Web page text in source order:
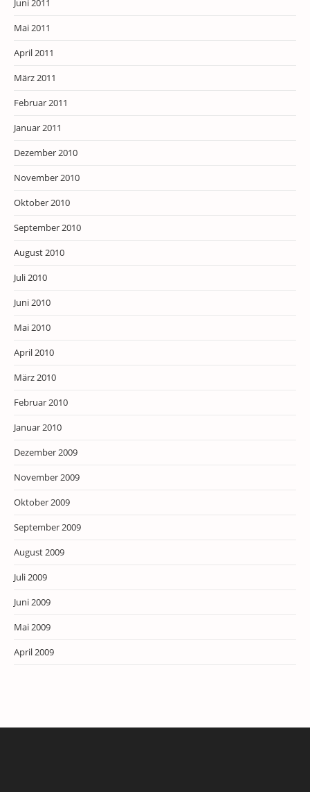
Juni 2011
Mai 2011
April 2011
März 2011
Februar 2011
Januar 2011
Dezember 2010
November 2010
Oktober 2010
September 2010
August 2010
Juli 2010
Juni 2010
Mai 2010
April 2010
März 2010
Februar 2010
Januar 2010
Dezember 2009
November 2009
Oktober 2009
September 2009
August 2009
Juli 2009
Juni 2009
Mai 2009
April 2009